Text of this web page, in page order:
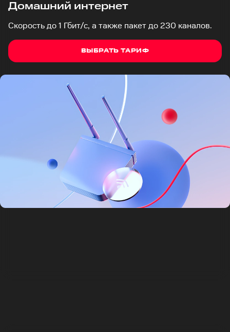
Домашний интернет
Скорость до 1 Гбит/с, а также пакет до 230 каналов.
ВЫБРАТЬ ТАРИФ